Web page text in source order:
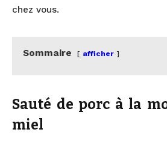
chez vous.
Sommaire afficher
Sauté de porc à la
miel